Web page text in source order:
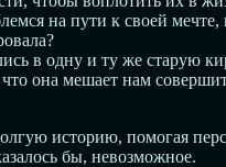
на пути к своей мечте,
в одну и ту же старую
что она мешает нам
историю, помогая
бы, невозможное.